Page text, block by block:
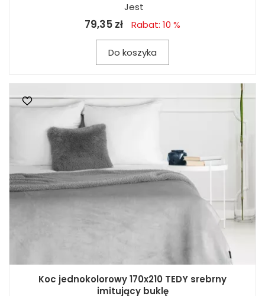
Jest
79,35 zł Rabat: 10 %
Do koszyka
Koc jednokolorowy 170x210 TEDY srebrny
imitujący buklę